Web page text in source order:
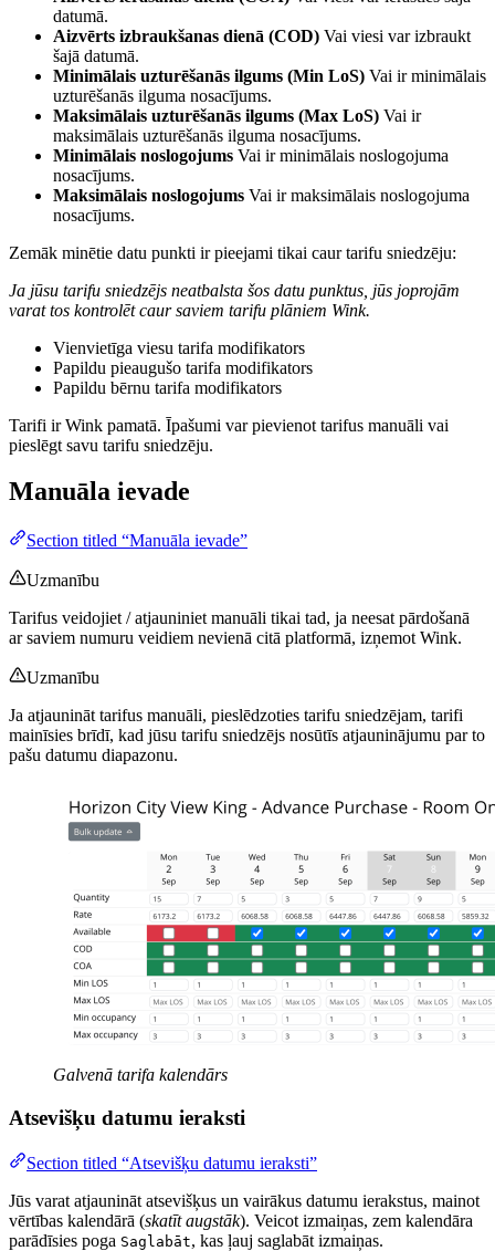
datumā.
Aizvērts izbraukšanas dienā (COD) Vai viesi var izbraukt
šajā datumā.
Minimālais uzturēšanās ilgums (Min LoS) Vai ir minimālais
uzturēšanās ilguma nosacījums.
Maksimālais uzturēšanās ilgums (Max LoS) Vai ir
maksimālais uzturēšanās ilguma nosacījums.
Minimālais noslogojums Vai ir minimālais noslogojuma
nosacījums.
Maksimālais noslogojums Vai ir maksimālais noslogojuma
nosacījums.
Zemāk minētie datu punkti ir pieejami tikai caur tarifu sniedzēju:
Ja jūsu tarifu sniedzējs neatbalsta šos datu punktus, jūs joprojām
varat tos kontrolēt caur saviem tarifu plāniem Wink.
Vienvietīga viesu tarifa modifikators
Papildu pieaugušo tarifa modifikators
Papildu bērnu tarifa modifikators
Tarifi ir Wink pamatā. Īpašumi var pievienot tarifus manuāli vai
pieslēgt savu tarifu sniedzēju.
Manuāla ievade
Section titled “Manuāla ievade”
Uzmanību
Tarifus veidojiet / atjauniniet manuāli tikai tad, ja neesat pārdošanā
ar saviem numuru veidiem nevienā citā platformā, izņemot Wink.
Uzmanību
Ja atjaunināt tarifus manuāli, pieslēdzoties tarifu sniedzējam, tarifi
mainīsies brīdī, kad jūsu tarifu sniedzējs nosūtīs atjauninājumu par to
pašu datumu diapazonu.
Galvenā tarifa kalendārs
Atsevišķu datumu ieraksti
Section titled “Atsevišķu datumu ieraksti”
Jūs varat atjaunināt atsevišķus un vairākus datumu ierakstus, mainot
vērtības kalendārā (skatīt augstāk). Veicot izmaiņas, zem kalendāra
parādīsies poga Saglabāt, kas ļauj saglabāt izmaiņas.